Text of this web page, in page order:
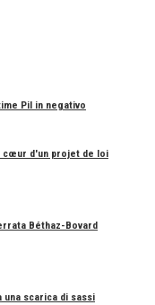
Pil in negativo
cœur d'un projet de loi
Béthaz-Bovard
una scarica di sassi